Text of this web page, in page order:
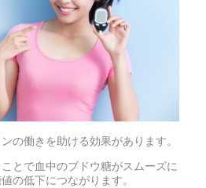
の働きを助ける効果があります。
とで血中のブドウ糖がスムーズに
の低下につながります。